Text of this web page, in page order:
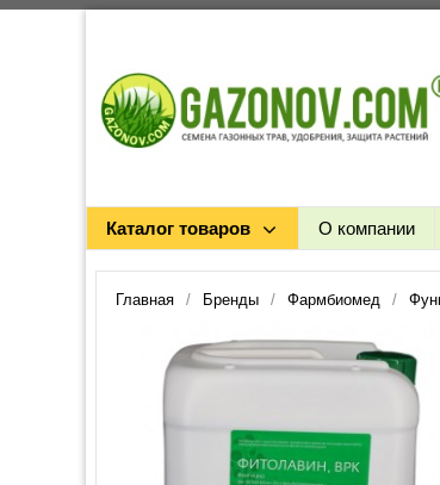
Каталог товаров О компании
Главная Бренды Фармбиомед